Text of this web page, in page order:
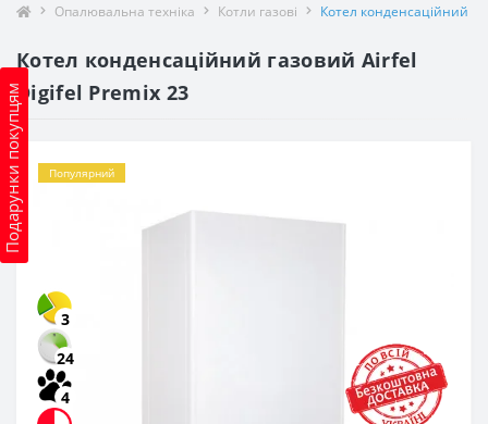
Подарунки покупцям
Опалювальна техніка Котли газові Котел конденсаційний
Котел конденсаційний газовий Airfel
Digifel Premix 23
Популярний
3
24
4